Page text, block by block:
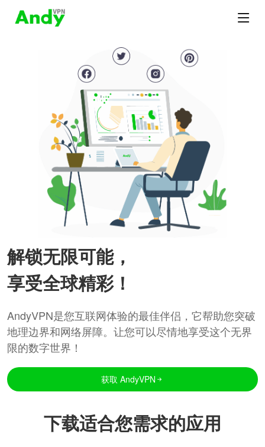
解锁无限可能，
享受全球精彩！
AndyVPN是您互联网体验的最佳伴侣，它帮助您突破
地理边界和网络屏障。让您可以尽情地享受这个无界
限的数字世界！
获取 AndyVPN
下载适合您需求的应用